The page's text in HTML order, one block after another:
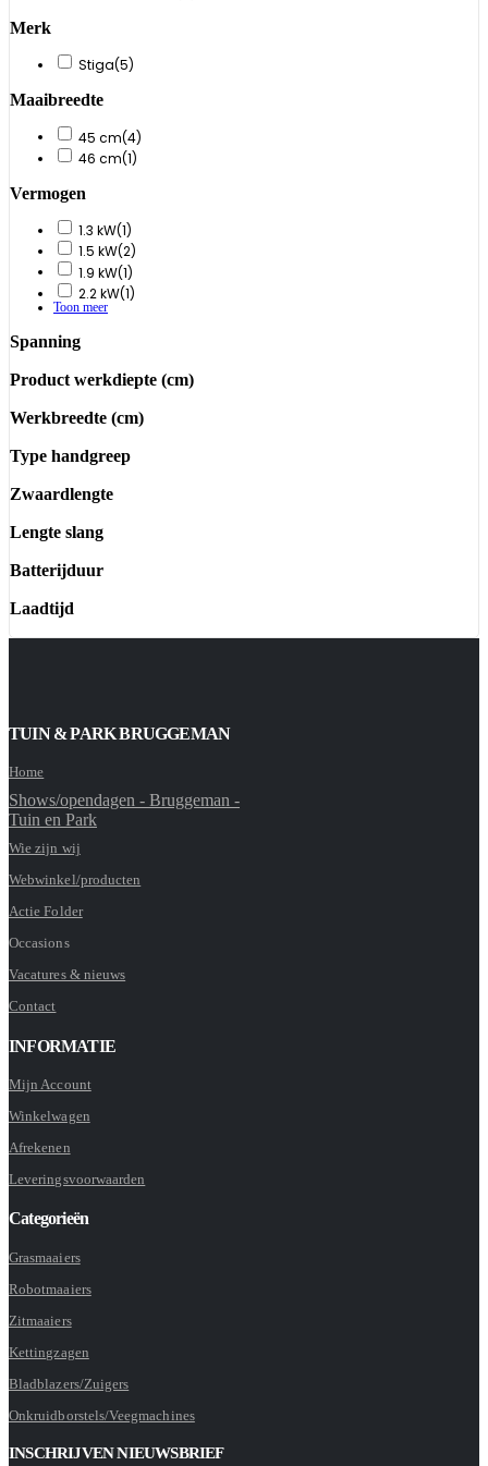
Merk
Stiga(5)
Maaibreedte
45 cm(4)
46 cm(1)
Vermogen
1.3 kW(1)
1.5 kW(2)
1.9 kW(1)
2.2 kW(1)
Toon meer
Spanning
Product werkdiepte (cm)
Werkbreedte (cm)
Type handgreep
Zwaardlengte
Lengte slang
Batterijduur
Laadtijd
TUIN & PARK BRUGGEMAN
Home
Shows/opendagen - Bruggeman -
Tuin en Park
Wie zijn wij
Webwinkel/producten
Actie Folder
Occasions
Vacatures & nieuws
Contact
INFORMATIE
Mijn Account
Winkelwagen
Afrekenen
Leveringsvoorwaarden
Categorieën
Grasmaaiers
Robotmaaiers
Zitmaaiers
Kettingzagen
Bladblazers/Zuigers
Onkruidborstels/Veegmachines
INSCHRIJVEN NIEUWSBRIEF